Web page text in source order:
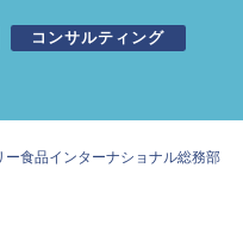
コンサルティング
食品インターナショナル総務部